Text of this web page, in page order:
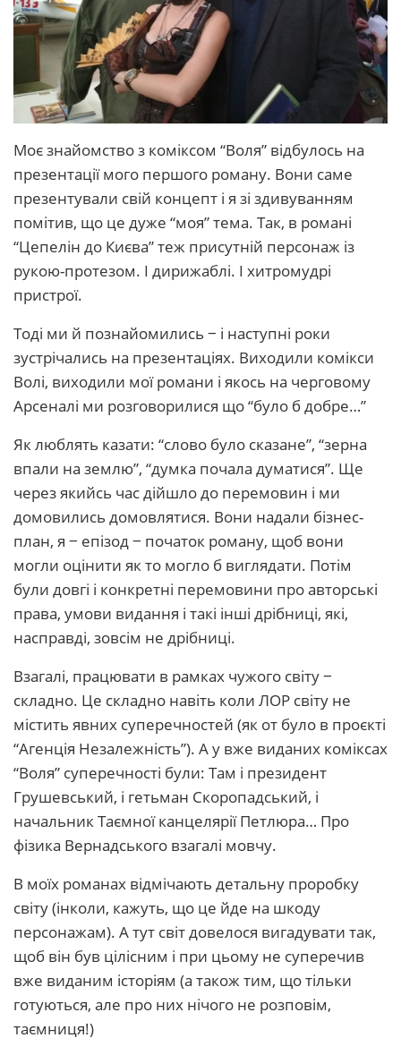
Моє знайомство з коміксом “Воля” відбулось на
презентації мого першого роману. Вони саме
презентували свій концепт і я зі здивуванням
помітив, що це дуже “моя” тема. Так, в романі
“Цепелін до Києва” теж присутній персонаж із
рукою-протезом. І дирижаблі. І хитромудрі
пристрої.
Тоді ми й познайомились ‒ і наступні роки
зустрічались на презентаціях. Виходили комікси
Волі, виходили мої романи і якось на черговому
Арсеналі ми розговорилися що “було б добре…”
Як люблять казати: “слово було сказане”, “зерна
впали на землю”, “думка почала думатися”. Ще
через якийсь час дійшло до перемовин і ми
домовились домовлятися. Вони надали бізнес-
план, я ‒ епізод ‒ початок роману, щоб вони
могли оцінити як то могло б виглядати. Потім
були довгі і конкретні перемовини про авторські
права, умови видання і такі інші дрібниці, які,
насправді, зовсім не дрібниці.
Взагалі, працювати в рамках чужого світу ‒
складно. Це складно навіть коли ЛОР світу не
містить явних суперечностей (як от було в проєкті
“Агенція Незалежність”). А у вже виданих коміксах
“Воля” суперечності були: Там і президент
Грушевський, і гетьман Скоропадський, і
начальник Таємної канцелярії Петлюра… Про
фізика Вернадського взагалі мовчу.
В моїх романах відмічають детальну проробку
світу (інколи, кажуть, що це йде на шкоду
персонажам). А тут світ довелося вигадувати так,
щоб він був цілісним і при цьому не суперечив
вже виданим історіям (а також тим, що тільки
готуються, але про них нічого не розповім,
таємниця!)